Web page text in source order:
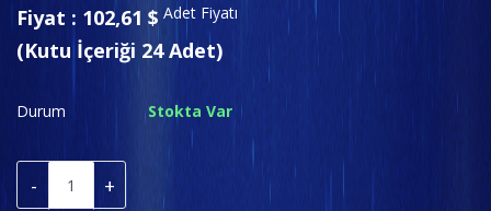
USD ($)
Türkçe
Fiyat : 102,61 $ Adet Fiyatı
(Kutu İçeriği 24 Adet)
Durum Stokta Var
- +